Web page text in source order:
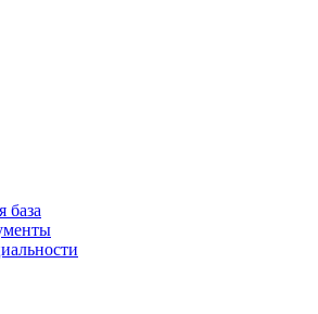
база